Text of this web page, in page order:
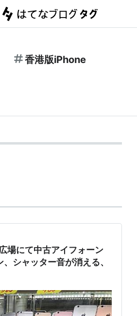
香港版iPhone
場にて中古アイフォーン
シャッター音が消える、